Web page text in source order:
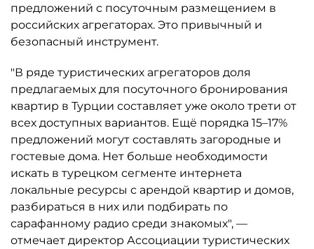
предложений с посуточным размещением в
российских агрегаторах. Это привычный и
безопасный инструмент.
"В ряде туристических агрегаторов доля
предлагаемых для посуточного бронирования
квартир в Турции составляет уже около трети от
всех доступных вариантов. Ещё порядка 15–17%
предложений могут составлять загородные и
гостевые дома. Нет больше необходимости
искать в турецком сегменте интернета
локальные ресурсы с арендой квартир и домов,
разбираться в них или подбирать по
сарафанному радио среди знакомых", —
отмечает директор Ассоциации туристических